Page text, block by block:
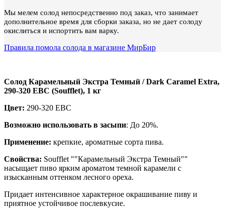
Мы мелем солод непосредственно под заказ, что занимает
дополнительное время для сборки заказа, но не дает солоду
окислиться и испортить вам варку.
Правила помола солода в магазине МирБир
Солод Карамельный Экстра Темный / Dark Caramel Extra,
290-320 EBC (Soufflet), 1 кг
Цвет: 290-320 EBC
Возможно использовать в засыпи: До 20%.
Применение: крепкие, ароматные сорта пива.
Свойства: Soufflet ""Карамельный Экстра Темный""
насыщает пиво ярким ароматом темной карамели с
изысканным оттенком лесного ореха.
Придает интенсивное характерное окрашивание пиву и
приятное устойчивое послевкусие.